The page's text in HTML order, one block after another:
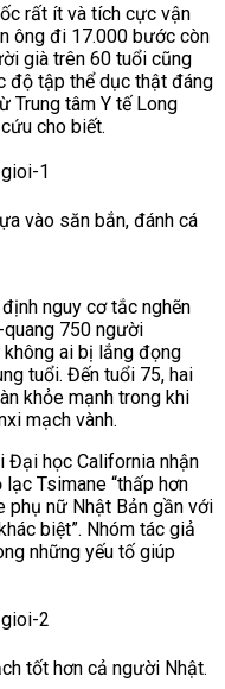
rất ít và tích cực vận
ông đi 17.000 bước còn
già trên 60 tuổi cũng
độ tập thể dục thật đáng
Trung tâm Y tế Long
cho biết.
vào săn bắn, đánh cá
nguy cơ tắc nghẽn
quang 750 người
ai bị lắng đọng
tuổi. Đến tuổi 75, hai
khỏe mạnh trong khi
mạch vành.
Đại học California nhận
Tsimane “thấp hơn
phụ nữ Nhật Bản gần với
biệt”. Nhóm tác giả
những yếu tố giúp
tốt hơn cả người Nhật.